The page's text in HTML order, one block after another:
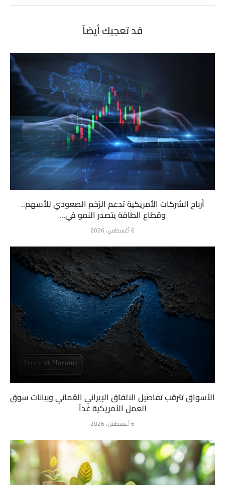
قد تعجبك أيضاً
أرباح الشركات الأمريكية تدعم الزخم الصعودي للأسهم..
وقطاع الطاقة يتصدر النمو في...
6 أغسطس، 2026
الأسواق تترقب تفاصيل الاتفاق الإيراني العُماني وبيانات سوق
العمل الأمريكية غداً
6 أغسطس، 2026